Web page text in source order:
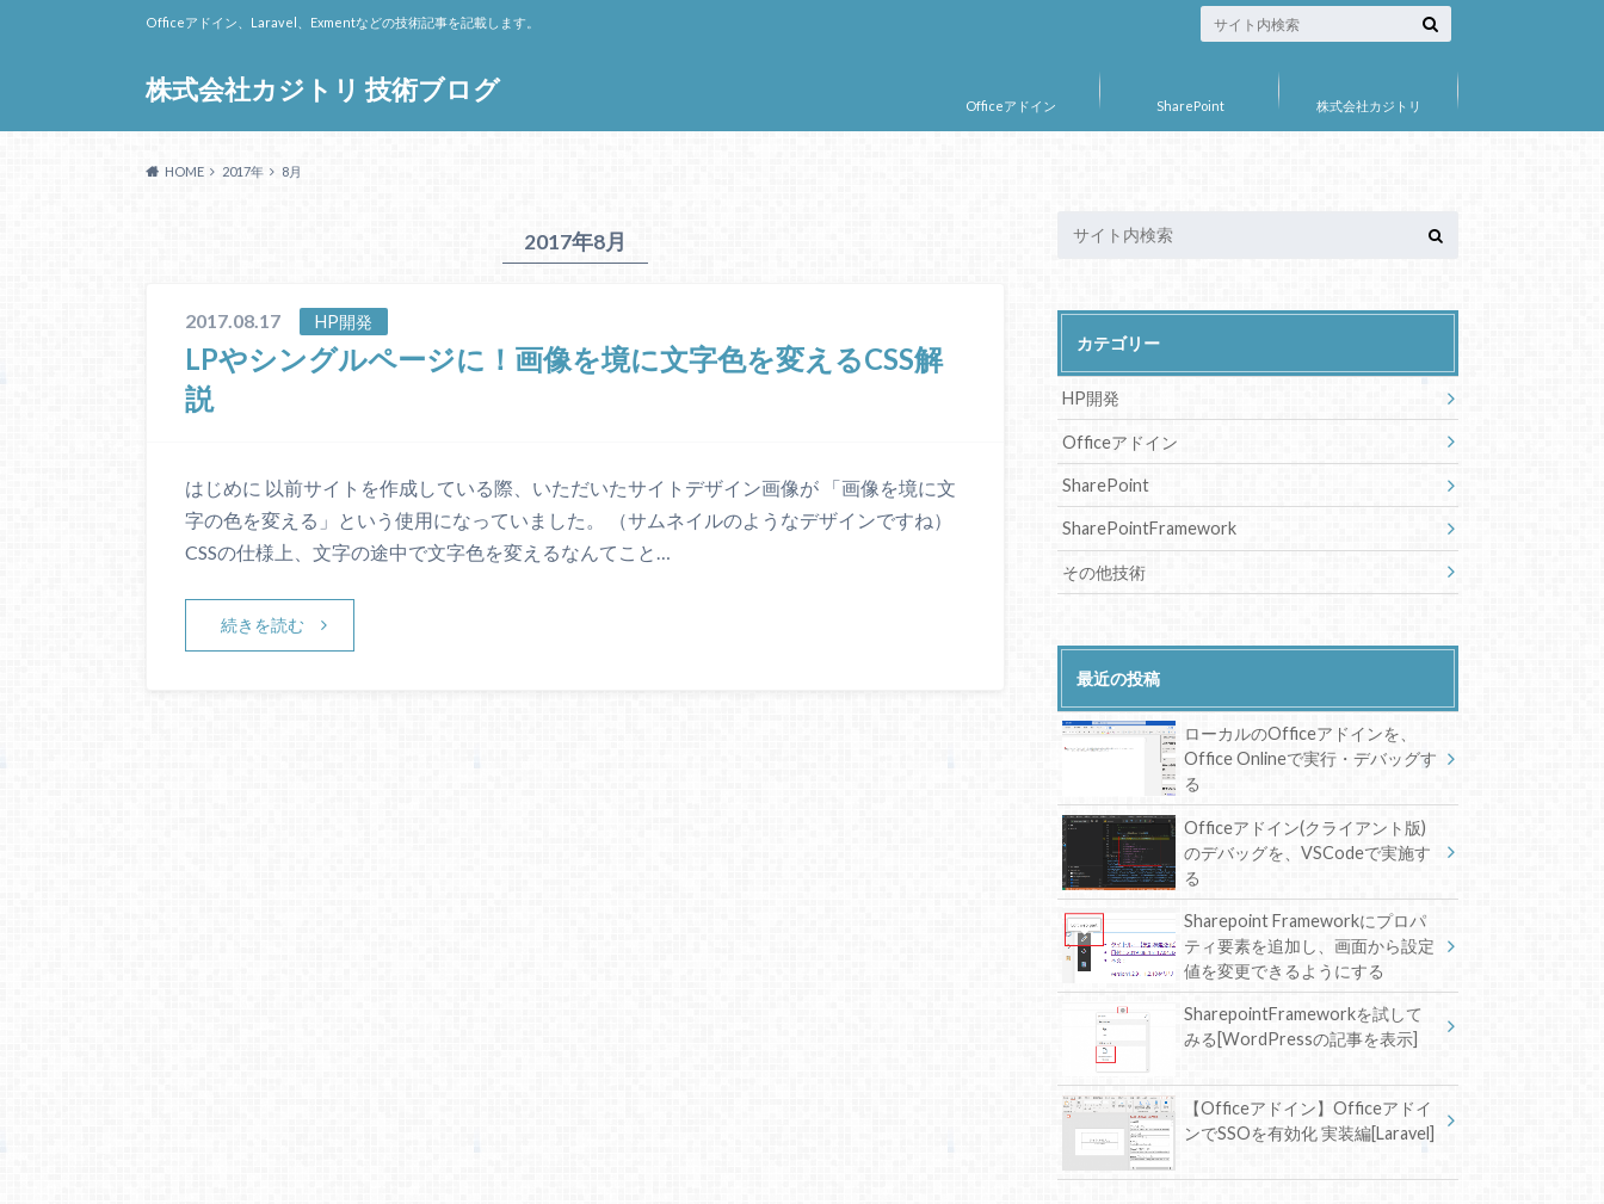
株式会社カジトリ 技術ブログ
Officeアドイン、Laravel、Exmentなどの技術記事を記載します。
Officeアドイン SharePoint 株式会社カジトリ
HOME 2017年 8月
2017年8月
2017.08.17 HP開発
LPやシングルページに！画像を境に文字色を変えるCSS解
説
はじめに 以前サイトを作成している際、いただいたサイトデザイン画像が 「画像を境に文
字の色を変える」という使用になっていました。 （サムネイルのようなデザインですね）
CSSの仕様上、文字の途中で文字色を変えるなんてこと…
続きを読む
カテゴリー
HP開発
Officeアドイン
SharePoint
SharePointFramework
その他技術
最近の投稿
ローカルのOfficeアドインを、
Office Onlineで実行・デバッグす
る
Officeアドイン(クライアント版)
のデバッグを、VSCodeで実施す
る
Sharepoint Frameworkにプロパ
ティ要素を追加し、画面から設定
値を変更できるようにする
SharepointFrameworkを試して
みる[WordPressの記事を表示]
【Officeアドイン】Officeアドイ
ンでSSOを有効化 実装編[Laravel]